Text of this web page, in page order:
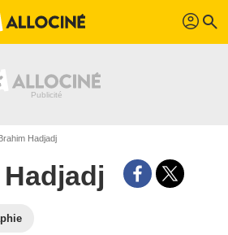
profil search
Hadjadj